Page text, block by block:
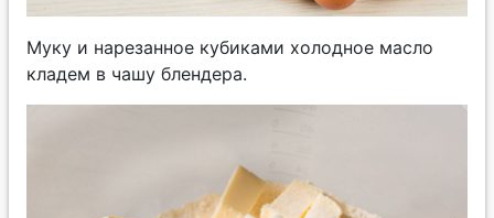
Муку и нарезанное кубиками холодное масло
кладем в чашу блендера.